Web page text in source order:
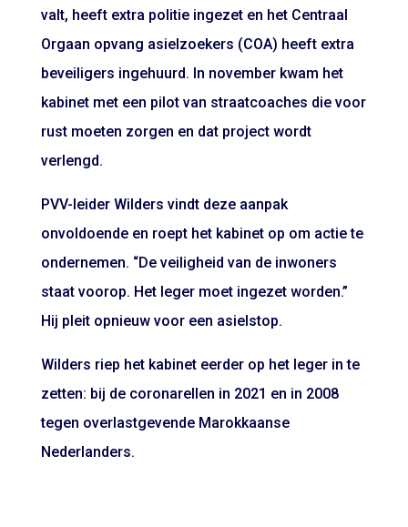
valt, heeft extra politie ingezet en het Centraal
Orgaan opvang asielzoekers (COA) heeft extra
beveiligers ingehuurd. In november kwam het
kabinet met een pilot van straatcoaches die voor
rust moeten zorgen en dat project wordt
verlengd.
PVV-leider Wilders vindt deze aanpak
onvoldoende en roept het kabinet op om actie te
ondernemen. “De veiligheid van de inwoners
staat voorop. Het leger moet ingezet worden.”
Hij pleit opnieuw voor een asielstop.
Wilders riep het kabinet eerder op het leger in te
zetten: bij de coronarellen in 2021 en in 2008
tegen overlastgevende Marokkaanse
Nederlanders.